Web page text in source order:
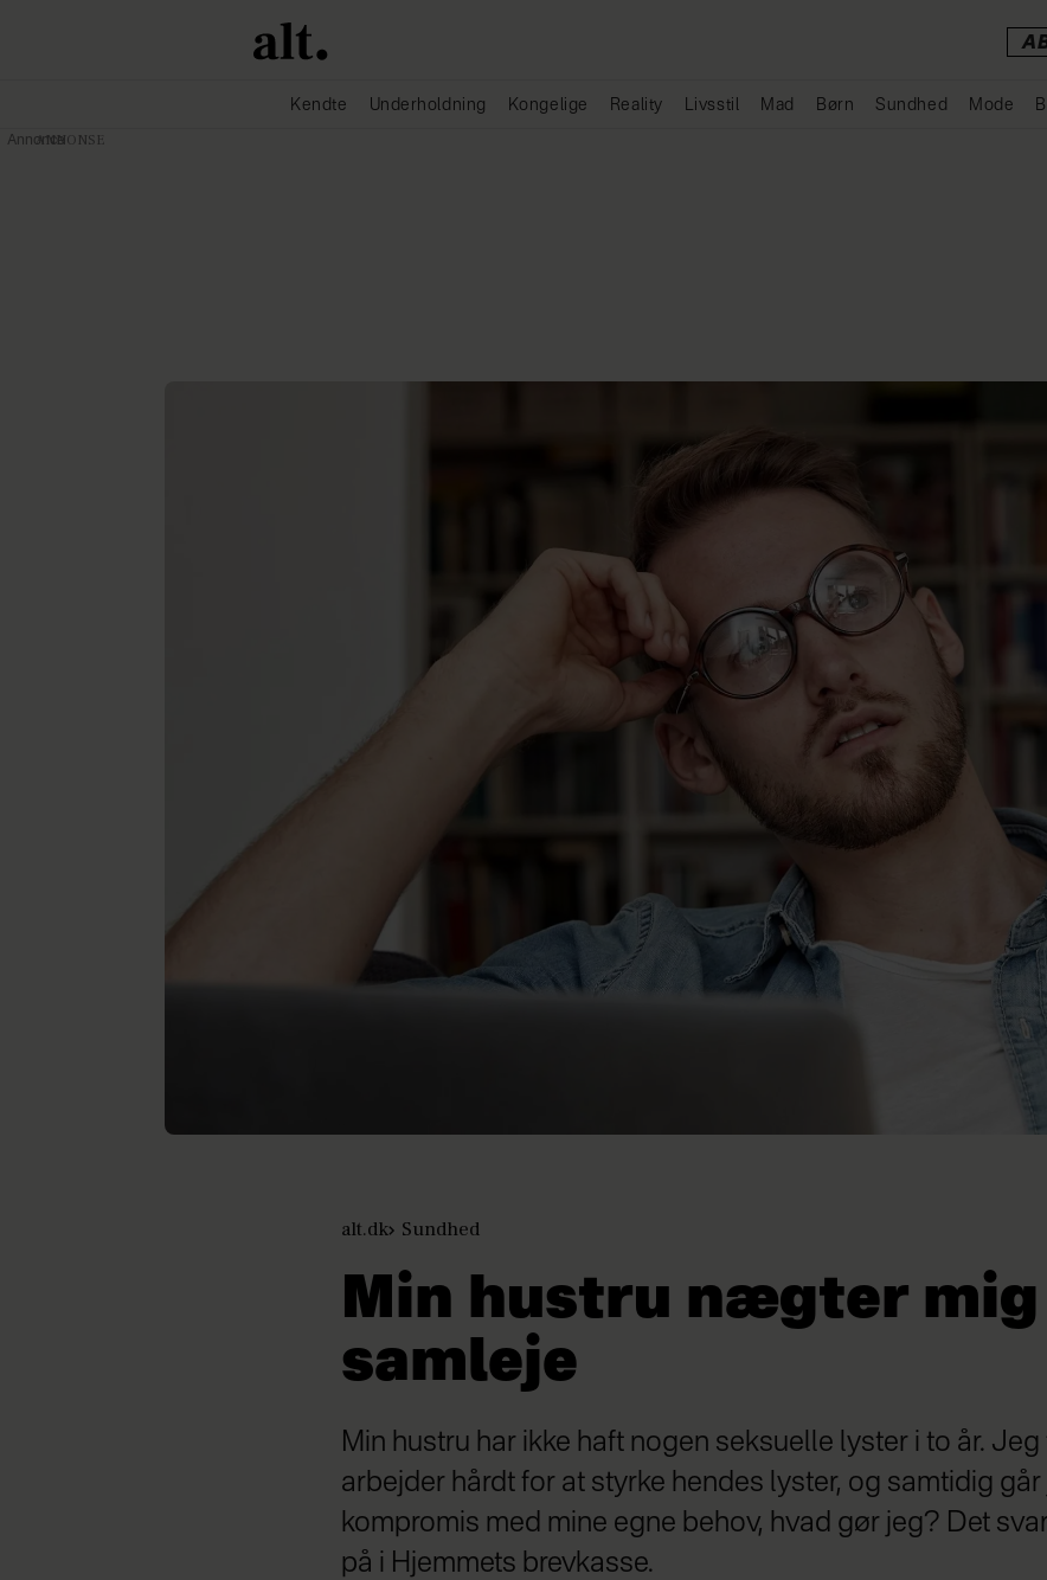
Kendte Underholdning Kongelige Reality Livsstil Mad Børn Sundhed Mode
alt.dk Sundhed
Min hustru nægter mig
samleje
Min hustru har ikke haft nogen seksuelle lyster i to år. Jeg
arbejder hårdt for at styrke hendes lyster, og samtidig går
kompromis med mine egne behov, hvad gør jeg? Det
på i Hjemmets brevkasse.
Annonce